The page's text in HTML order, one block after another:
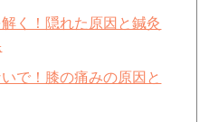
く！隠れた原因と鍼灸
で！膝の痛みの原因と